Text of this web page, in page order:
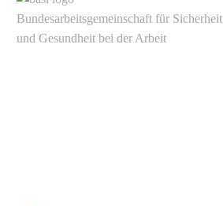
Bundesarbeitsgemeinschaft für Sicherheit
und Gesundheit bei der Arbeit